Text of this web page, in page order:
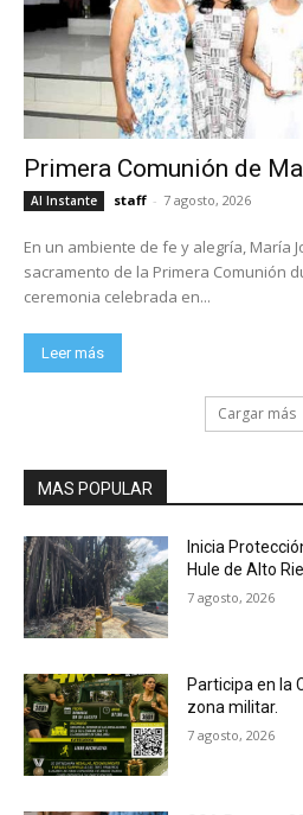
Primera Comunión de
Al Instante staff - 7 agosto, 2026
En un ambiente de fe y alegría, María
sacramento de la Primera Comunión
ceremonia celebrada en...
Leer más
Cargar más
MAS POPULAR
Inicia
Hule de Alto
7 agosto, 2026
Participa en la
zona militar.
7 agosto, 2026